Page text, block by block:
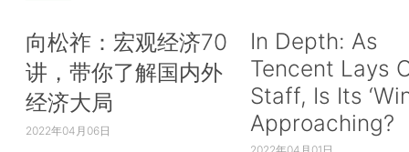
向松祚：宏观经济70
讲，带你了解国内外
经济大局
2022年04月06日
In Depth: As
Tencent Lays
Staff, Is Its
Approaching?